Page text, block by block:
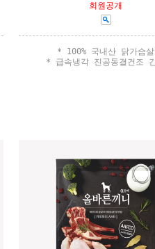
회원공개
* 100% 국내산 닭가슴살
* 급속냉각 진공동결건조